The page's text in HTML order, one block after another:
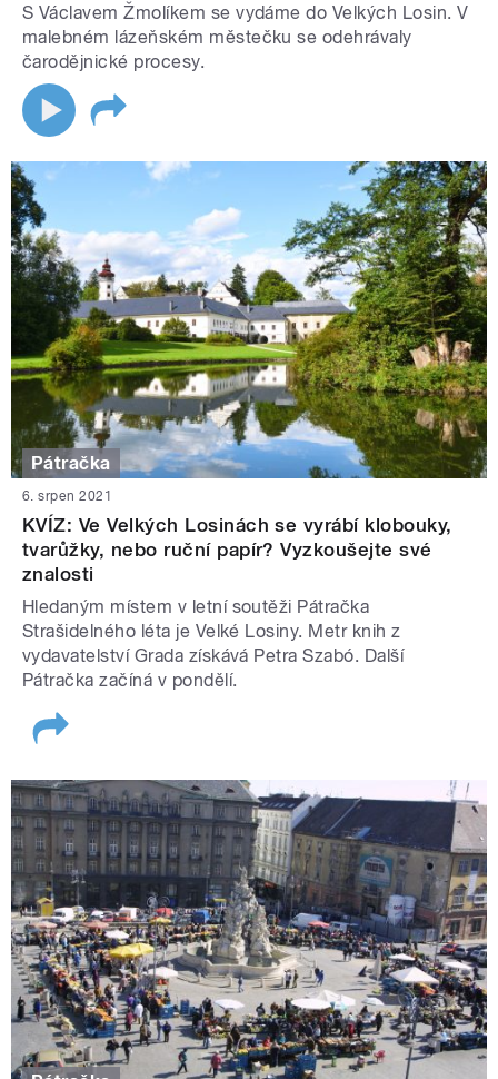
S Václavem Žmolíkem se vydáme do Velkých Losin. V
malebném lázeňském městečku se odehrávaly
čarodějnické procesy.
Pátračka
6. srpen 2021
KVÍZ: Ve Velkých Losinách se vyrábí klobouky,
tvarůžky, nebo ruční papír? Vyzkoušejte své
znalosti
Hledaným místem v letní soutěži Pátračka
Strašidelného léta je Velké Losiny. Metr knih z
vydavatelství Grada získává Petra Szabó. Další
Pátračka začíná v pondělí.